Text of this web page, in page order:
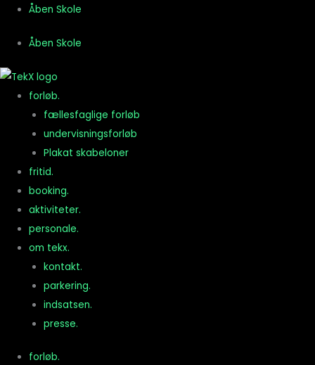
indholdet
Åben Skole
Åben Skole
forløb.
fællesfaglige forløb
undervisningsforløb
Plakat skabeloner
fritid.
booking.
aktiviteter.
personale.
om tekx.
kontakt.
parkering.
indsatsen.
presse.
forløb.